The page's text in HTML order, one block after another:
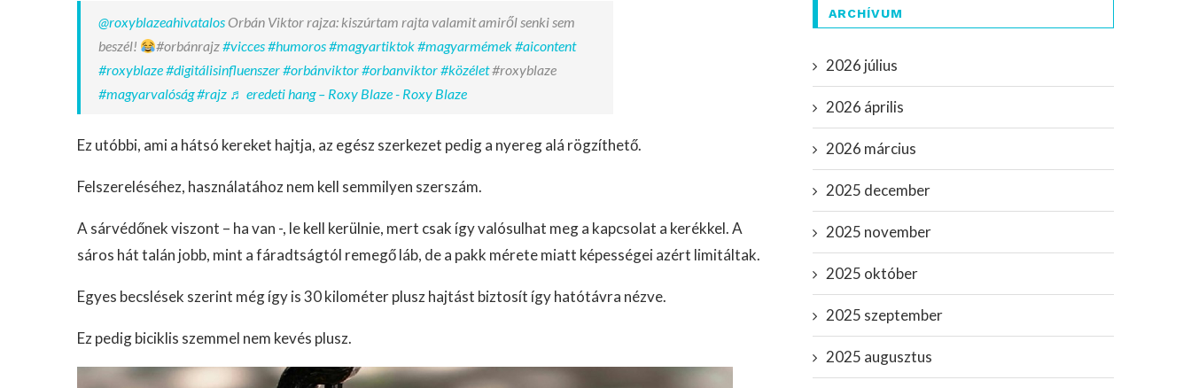
@roxyblazeahivatalos Orbán Viktor rajza: kiszúrtam rajta valamit amiről senki sem
beszél!
#orbánrajz#vicces#humoros#magyartiktok#magyarmémek#aicontent
#roxyblaze#digitálisinfluenszer#orbánviktor#orbanviktor#közélet#roxyblaze
#magyarvalóság#rajz ♬ eredeti hang – Roxy Blaze - Roxy Blaze
Ez utóbbi, ami a hátsó kereket hajtja, az egész szerkezet pedig a nyereg alá rögzíthető.
Felszereléséhez, használatához nem kell semmilyen szerszám.
A sárvédőnek viszont – ha van -, le kell kerülnie, mert csak így valósulhat meg a kapcsolat a kerékkel. A
sáros hát talán jobb, mint a fáradtságtól remegő láb, de a pakk mérete miatt képességei azért limitáltak.
Egyes becslések szerint még így is 30 kilométer plusz hajtást biztosít így hatótávra nézve.
Ez pedig biciklis szemmel nem kevés plusz.
ARCHÍVUM
2026 július
2026 április
2026 március
2025 december
2025 november
2025 október
2025 szeptember
2025 augusztus